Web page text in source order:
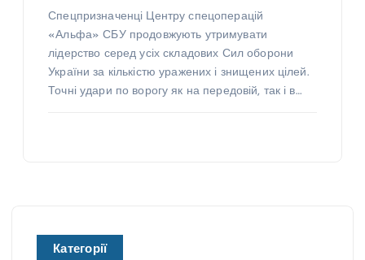
Спецпризначенці Центру спецоперацій
«Альфа» СБУ продовжують утримувати
лідерство серед усіх складових Сил оборони
України за кількістю уражених і знищених цілей.
Точні удари по ворогу як на передовій, так і в…
Категорії